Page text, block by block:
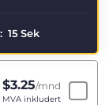
: 15 Sek
$3.25/mnd
MVA inkludert